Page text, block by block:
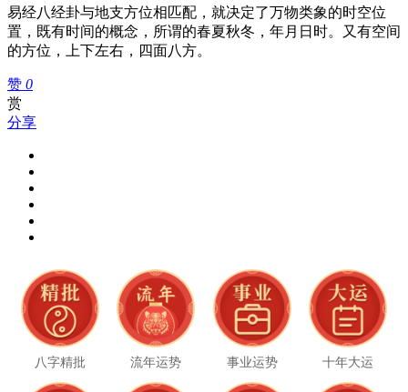
易经八经卦与地支方位相匹配，就决定了万物类象的时空位
置，既有时间的概念，所谓的春夏秋冬，年月日时。又有空间
的方位，上下左右，四面八方。
赞 0
赏
分享
八字精批 流年运势 事业运势 十年大运